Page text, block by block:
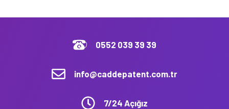
0552 039 39 39
info@caddepatent.com.tr
7/24 Açığız